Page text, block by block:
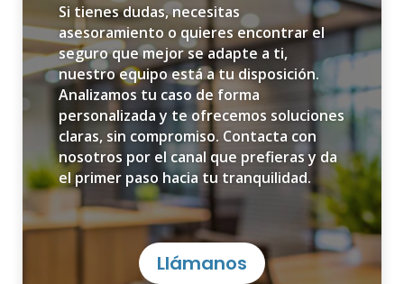
Si tienes dudas, necesitas
asesoramiento o quieres encontrar el
seguro que mejor se adapte a ti,
nuestro equipo está a tu disposición.
Analizamos tu caso de forma
personalizada y te ofrecemos soluciones
claras, sin compromiso. Contacta con
nosotros por el canal que prefieras y da
el primer paso hacia tu tranquilidad.
Llámanos